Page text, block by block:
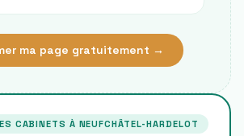
ma page gratuitement →
CABINETS À NEUFCHÂTEL-HARDELOT